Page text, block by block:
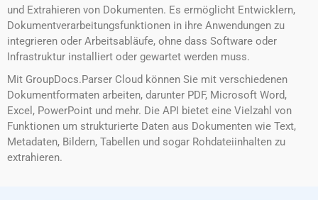
und Extrahieren von Dokumenten. Es ermöglicht Entwicklern,
Dokumentverarbeitungsfunktionen in ihre Anwendungen zu
integrieren oder Arbeitsabläufe, ohne dass Software oder
Infrastruktur installiert oder gewartet werden muss.
Mit GroupDocs.Parser Cloud können Sie mit verschiedenen
Dokumentformaten arbeiten, darunter PDF, Microsoft Word,
Excel, PowerPoint und mehr. Die API bietet eine Vielzahl von
Funktionen um strukturierte Daten aus Dokumenten wie Text,
Metadaten, Bildern, Tabellen und sogar Rohdateiinhalten zu
extrahieren.